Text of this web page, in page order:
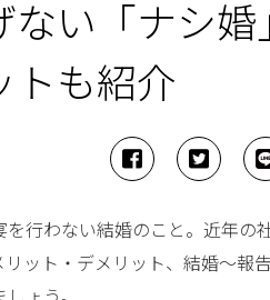
ない「ナシ
トも紹介
を行わない結婚のこと。近年
ット・デメリット、結婚〜報